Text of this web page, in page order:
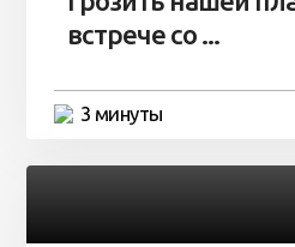
встрече со ...
3 минуты